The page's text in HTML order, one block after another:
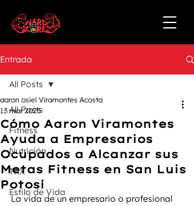
Entrada
All Posts
Fitness
Nutrición
TRX
Estilo de Vida
All Posts
Cómo Aaron Viramontes
Ayuda a Empresarios
Ocupados a Alcanzar sus
Metas Fitness en San Luis
Potosí
aaron osiel Viramontes Acosta
13 mar 2025
La vida de un empresario o profesional